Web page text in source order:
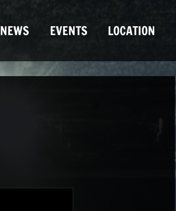
NEWS EVENTS LOCATION